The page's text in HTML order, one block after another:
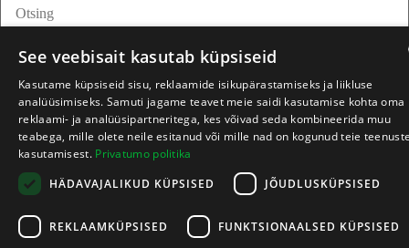
Otsing
LATVIAN
ESTONIAN
See veebisait kasutab küpsiseid
Kasutame küpsiseid sisu, reklaamide isikupärastamiseks ja liikluse
analüüsimiseks. Samuti jagame teavet meie saidi kasutamise kohta oma
reklaami- ja analüüsipartneritega, kes võivad seda kombineerida muu
teabega, mille olete neile esitanud või mille nad on kogunud teie
kasutamisest. Privatumo politika
HÄDAVAJALIKUD KÜPSISED
JÕUDLUSKÜPSISED
REKLAAMKÜPSISED FUNKTSIONAALSED KÜPSISED